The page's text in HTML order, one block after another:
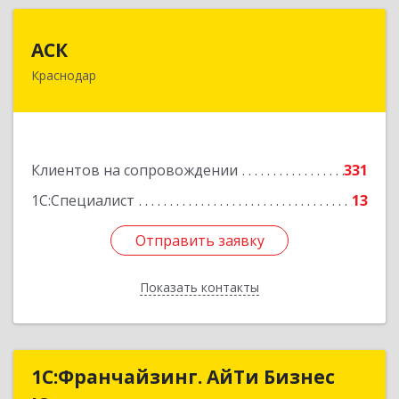
АСК
Краснодар
Клиентов на сопровождении
331
1С:Специалист
13
Отправить заявку
Показать контакты
350900, Краснодарский край, Краснодар г,
Отправить заявку
Назад
1С:Франчайзинг. АйТи Бизнес
1С:Франчайзинг. АйТи Бизнес